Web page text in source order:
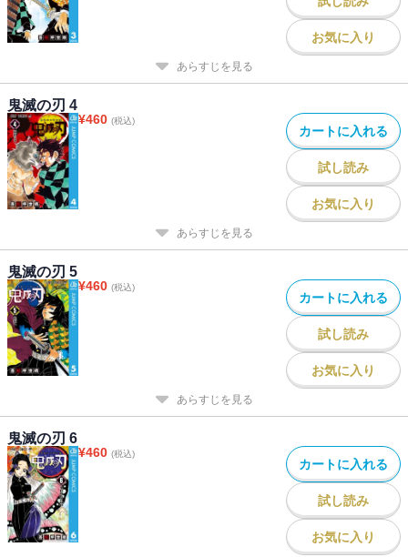
お気に入り
あらすじを見る
鬼滅の刃 4
¥460 (税込)
カートに入れる
試し読み
お気に入り
あらすじを見る
鬼滅の刃 5
¥460 (税込)
カートに入れる
試し読み
お気に入り
あらすじを見る
鬼滅の刃 6
¥460 (税込)
カートに入れる
試し読み
お気に入り